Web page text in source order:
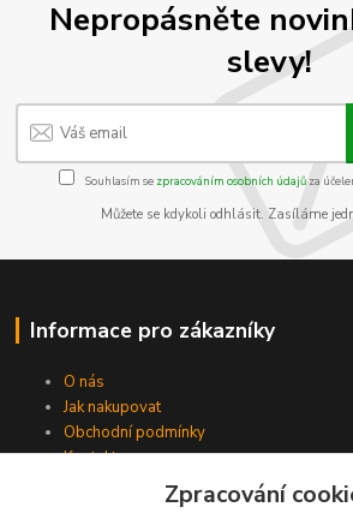
Nepropásněte
slevy!
Souhlasím se zpracováním osobních údajůza
Můžete se kdykoli odhlásit. Zasíláme
Informace pro zákazníky
O nás
Jak nakupovat
Obchodní podmínky
Kontakty
Zpracování